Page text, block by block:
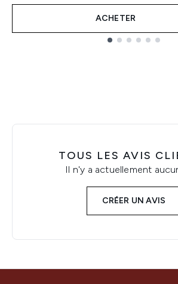
ACHETER
TOUS LES AVIS
Il n'y a actuellement
CRÉER UN AVIS